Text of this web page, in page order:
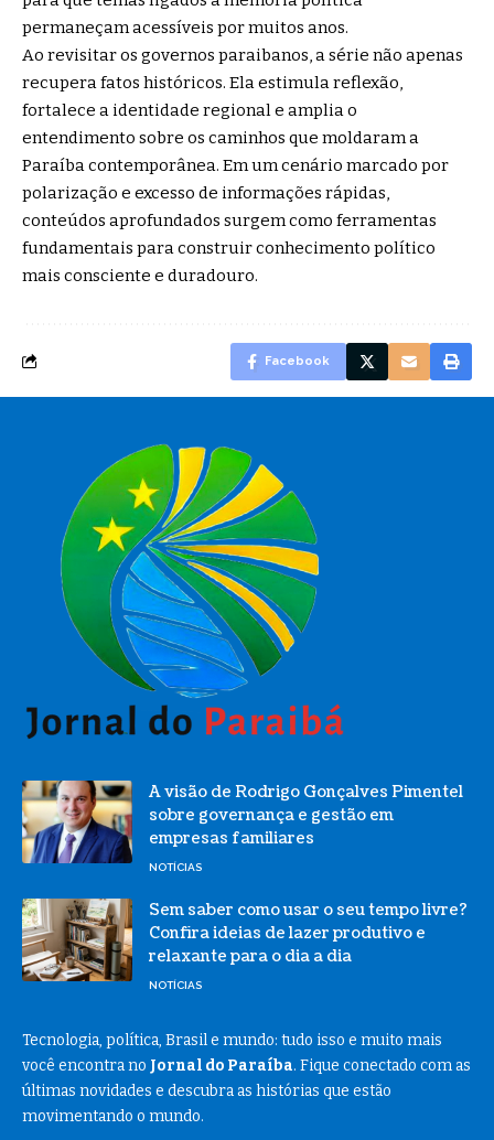
permaneçam acessíveis por muitos anos.
Ao revisitar os governos paraibanos, a série não apenas
recupera fatos históricos. Ela estimula reflexão,
fortalece a identidade regional e amplia o
entendimento sobre os caminhos que moldaram a
Paraíba contemporânea. Em um cenário marcado por
polarização e excesso de informações rápidas,
conteúdos aprofundados surgem como ferramentas
fundamentais para construir conhecimento político
mais consciente e duradouro.
Facebook
A visão de Rodrigo Gonçalves Pimentel
sobre governança e gestão em
empresas familiares
NOTÍCIAS
Sem saber como usar o seu tempo livre?
Confira ideias de lazer produtivo e
relaxante para o dia a dia
NOTÍCIAS
Tecnologia, política, Brasil e mundo: tudo isso e muito mais
você encontra no Jornal do Paraíba. Fique conectado com as
últimas novidades e descubra as histórias que estão
movimentando o mundo.